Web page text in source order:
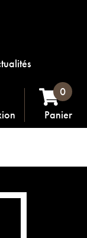
0
Panier